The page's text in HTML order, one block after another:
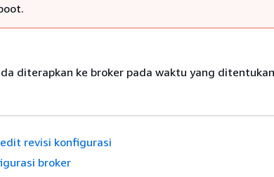
diterapkan ke broker pada waktu yang
revisi konfigurasi
broker